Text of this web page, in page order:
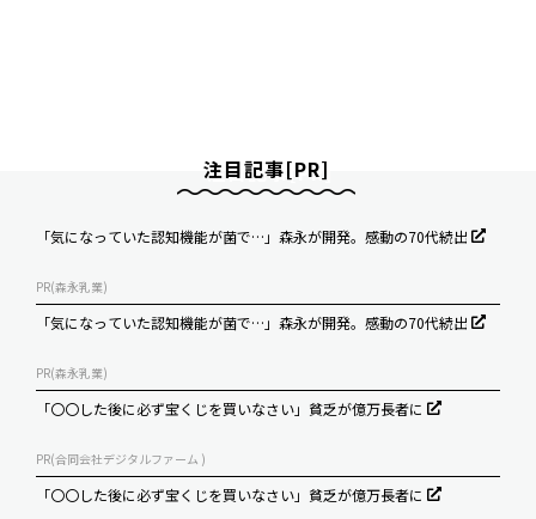
注目記事[PR]
「気になっていた認知機能が菌で…」森永が開発。感動の70代続出
PR(森永乳業)
「気になっていた認知機能が菌で…」森永が開発。感動の70代続出
PR(森永乳業)
「〇〇した後に必ず宝くじを買いなさい」貧乏が億万長者に
PR(合同会社デジタルファーム )
「〇〇した後に必ず宝くじを買いなさい」貧乏が億万長者に